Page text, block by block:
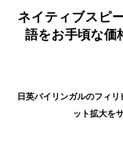
ネイティブスピ
語をお手頃な価
日英バイリンガルのフィ
ット拡大を